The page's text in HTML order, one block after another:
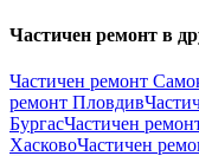
Частичен ремонт в
Частичен ремонт
ремонт Пловдив
БургасЧастичен
ХасковоЧастичен